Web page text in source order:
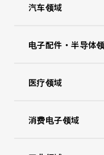
汽车领域
电子配件・半导体
医疗领域
消费电子领域